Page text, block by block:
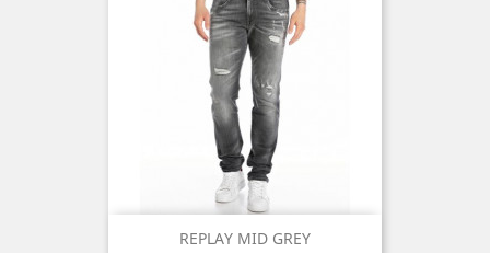
REPLAY MID GREY